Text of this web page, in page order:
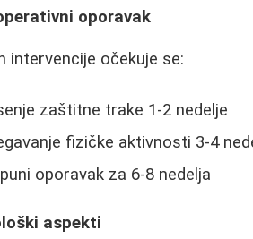
oporavak
intervencije očekuje se:
zaštitne trake 1-2 nedelje
fizičke aktivnosti 3-4
oporavak za 6-8 nedelja
aspekti